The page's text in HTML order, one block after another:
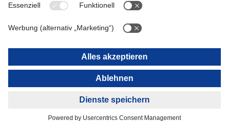
OCEANIA